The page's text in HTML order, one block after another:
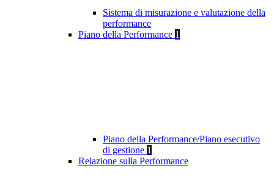
Sistema di misurazione e valutazione della
performance
Piano della Performance 1
Piano della Performance/Piano esecutivo
di gestione 1
Relazione sulla Performance